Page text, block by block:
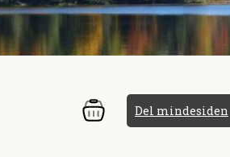
Del mindesiden